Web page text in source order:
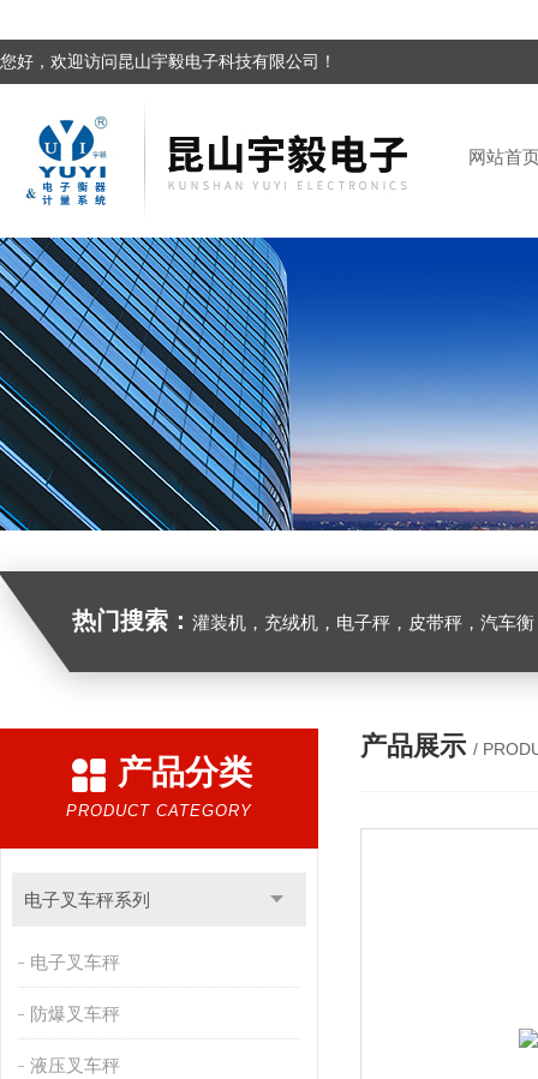
您好，欢迎访问昆山宇毅电子科技有限公司！
网站首
热门搜索： 灌装机，充绒机，电子秤，皮带秤，汽车
产品分类
PRODUCT CATEGORY
电子叉车秤系列
电子叉车秤
防爆叉车秤
液压叉车秤
产品展示 /